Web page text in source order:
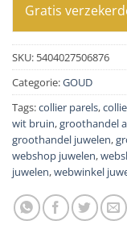
Gratis
SKU: 5404027506876
Categorie:GOUD
Tags:collier parels,
wit bruin,groothandel
groothandel juwelen,
webshop juwelen,
juwelen,webwinkel